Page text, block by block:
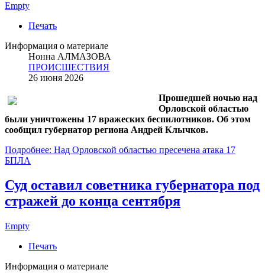
Empty
Печать
Информация о материале
Нонна АЛМАЗОВА
ПРОИСШЕСТВИЯ
26 июня 2026
Прошедшей ночью над
Орловской областью
были уничтожены 17 вражеских беспилотников. Об этом
сообщил губернатор региона Андрей Клычков.
Подробнее: Над Орловской областью пресечена атака 17
БПЛА
Суд оставил советника губернатора под
стражей до конца сентября
Empty
Печать
Информация о материале